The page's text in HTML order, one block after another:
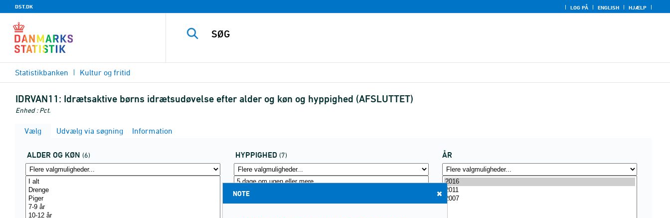
DST.DK LOG PÅ ENGLISH HJÆLP
Statistikbanken Kultur og fritid
IDRVAN11: Idrætsaktive børns idrætsudøvelse efter alder og køn og hyppighed (AFSLUTTET)
Enhed : Pct.
Vælg Udvælg via søgning Information
ALDER OG KØN (6) HYPPIGHED (7) ÅR
NOTE